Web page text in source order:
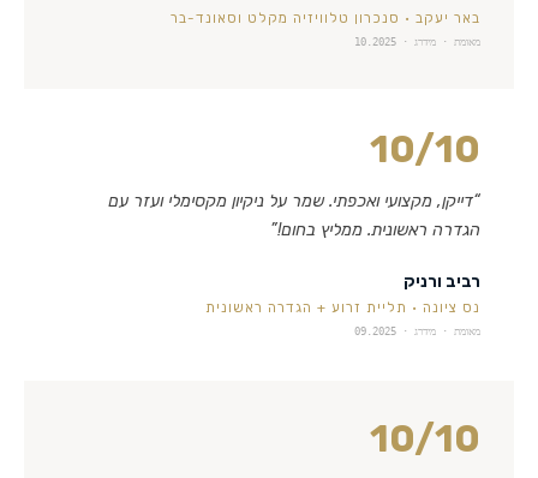
באר יעקב · סנכרון טלוויזיה מקלט וסאונד-בר
מאומת · מידרג · 10.2025
10/10
“דייקן, מקצועי ואכפתי. שמר על ניקיון מקסימלי ועזר עם
הגדרה ראשונית. ממליץ בחום!”
רביב ורניק
נס ציונה · תליית זרוע + הגדרה ראשונית
מאומת · מידרג · 09.2025
10/10